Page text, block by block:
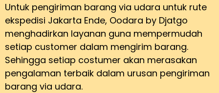
Untuk pengiriman barang via udara untuk rute
ekspedisi Jakarta Ende, Oodara by Djatgo
menghadirkan layanan guna mempermudah
setiap customer dalam mengirim barang.
Sehingga setiap costumer akan merasakan
pengalaman terbaik dalam urusan pengiriman
barang via udara.